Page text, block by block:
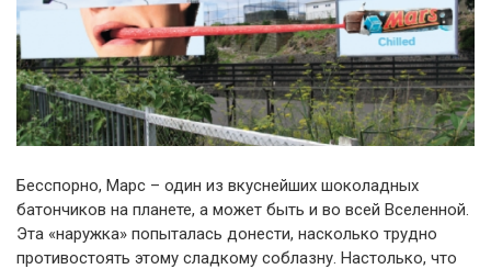
Бесспорно, Марс – один из вкуснейших шоколадных
батончиков на планете, а может быть и во всей Вселенной.
Эта «наружка» попыталась донести, насколько трудно
противостоять этому сладкому соблазну. Настолько, что